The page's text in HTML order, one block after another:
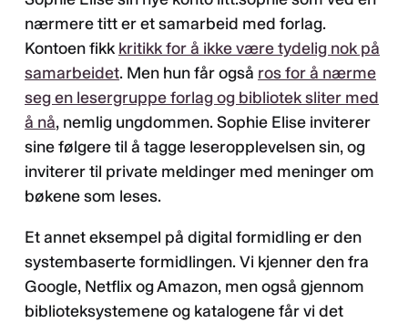
nærmere titt er et samarbeid med forlag.
Kontoen fikk kritikk for å ikke være tydelig nok på
samarbeidet. Men hun får også ros for å nærme
seg en lesergruppe forlag og bibliotek sliter med
å nå, nemlig ungdommen. Sophie Elise inviterer
sine følgere til å tagge leseropplevelsen sin, og
inviterer til private meldinger med meninger om
bøkene som leses.
Et annet eksempel på digital formidling er den
systembaserte formidlingen. Vi kjenner den fra
Google, Netflix og Amazon, men også gjennom
biblioteksystemene og katalogene får vi det